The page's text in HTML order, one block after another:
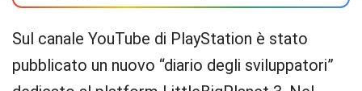
Sul canale YouTube di PlayStation è stato
pubblicato un nuovo “diario degli sviluppatori”